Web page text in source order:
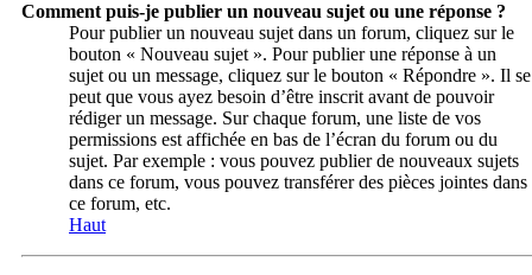
Comment puis-je publier un nouveau sujet ou une réponse ?
Pour publier un nouveau sujet dans un forum, cliquez sur le
bouton « Nouveau sujet ». Pour publier une réponse à un
sujet ou un message, cliquez sur le bouton « Répondre ». Il se
peut que vous ayez besoin d’être inscrit avant de pouvoir
rédiger un message. Sur chaque forum, une liste de vos
permissions est affichée en bas de l’écran du forum ou du
sujet. Par exemple : vous pouvez publier de nouveaux sujets
dans ce forum, vous pouvez transférer des pièces jointes dans
ce forum, etc.
Haut